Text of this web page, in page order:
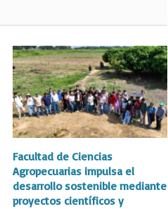
Facultad de Ciencias
Agropecuarias impulsa el
desarrollo sostenible mediante
proyectos científicos y